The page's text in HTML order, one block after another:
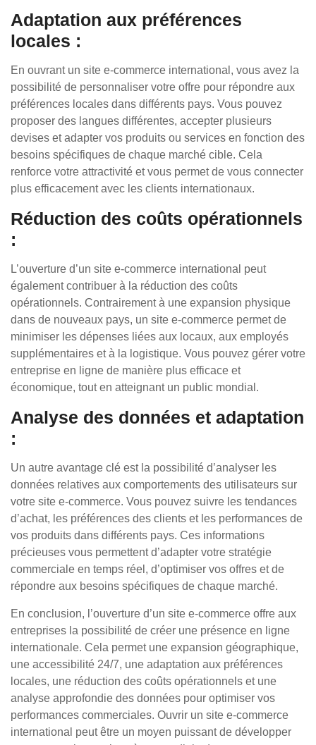
Adaptation aux préférences
locales :
En ouvrant un site e-commerce international, vous avez la
possibilité de personnaliser votre offre pour répondre aux
préférences locales dans différents pays. Vous pouvez
proposer des langues différentes, accepter plusieurs
devises et adapter vos produits ou services en fonction des
besoins spécifiques de chaque marché cible. Cela
renforce votre attractivité et vous permet de vous connecter
plus efficacement avec les clients internationaux.
Réduction des coûts opérationnels
:
L’ouverture d’un site e-commerce international peut
également contribuer à la réduction des coûts
opérationnels. Contrairement à une expansion physique
dans de nouveaux pays, un site e-commerce permet de
minimiser les dépenses liées aux locaux, aux employés
supplémentaires et à la logistique. Vous pouvez gérer votre
entreprise en ligne de manière plus efficace et
économique, tout en atteignant un public mondial.
Analyse des données et adaptation
:
Un autre avantage clé est la possibilité d’analyser les
données relatives aux comportements des utilisateurs sur
votre site e-commerce. Vous pouvez suivre les tendances
d’achat, les préférences des clients et les performances de
vos produits dans différents pays. Ces informations
précieuses vous permettent d’adapter votre stratégie
commerciale en temps réel, d’optimiser vos offres et de
répondre aux besoins spécifiques de chaque marché.
En conclusion, l’ouverture d’un site e-commerce offre aux
entreprises la possibilité de créer une présence en ligne
internationale. Cela permet une expansion géographique,
une accessibilité 24/7, une adaptation aux préférences
locales, une réduction des coûts opérationnels et une
analyse approfondie des données pour optimiser vos
performances commerciales. Ouvrir un site e-commerce
international peut être un moyen puissant de développer